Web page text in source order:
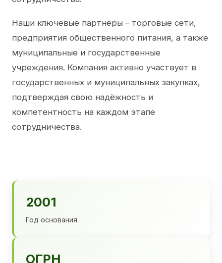
Наши ключевые партнёры – торговые сети,
предприятия общественного питания, а также
муниципальные и государственные
учреждения. Компания активно участвует в
государственных и муниципальных закупках,
подтверждая свою надёжность и
компетентность на каждом этапе
сотрудничества.
2001
Год основания
ОГРН